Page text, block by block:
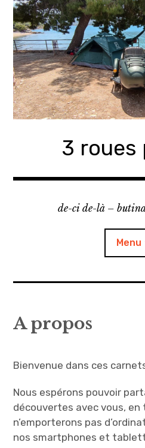
Accéder
contenu
principal
3 roues
de-ci de-là –
Menu
Confidentialité
Side-car(s)
A propos
Bienvenue dans ces
Nous espérons pouvoir
découvertes avec vous,
n’emporterons pas
nos smartphones et